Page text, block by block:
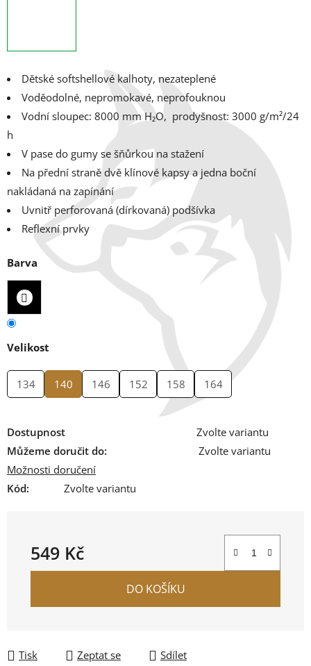
Dětské softshellové kalhoty, nezateplené
Voděodolné, nepromokavé, neprofouknou
Vodní sloupec: 8000 mm H₂O, prodyšnost: 3000 g/m²/24
h
V pase do gumy se šňůrkou na stažení
Na přední straně dvě klínové kapsy a jedna boční
nakládaná na zapínání
Uvnitř perforovaná (dírkovaná) podšívka
Reflexní prvky
Barva
Velikost
134 140 146 152 158 164
Dostupnost
Zvolte variantu
Můžeme doručit do:
Zvolte variantu
Možnosti doručení
Kód:
Zvolte variantu
549 Kč
Měrná cena:
DO KOŠÍKU
Tisk Zeptat se Sdílet